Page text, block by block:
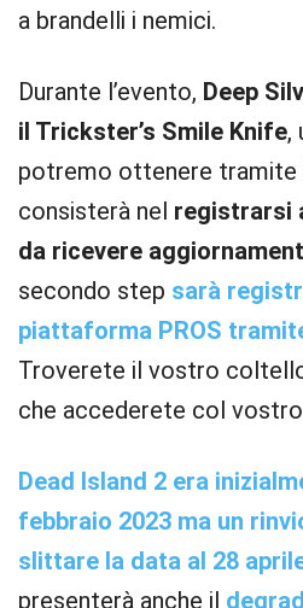
a brandelli i nemici.
Durante l’evento, Deep
il Trickster’s Smile Knife,
potremo ottenere tramite
consisterà nel registrarsi
da ricevere
secondo step sarà
piattaforma PROS
Troverete il vostro
che accederete col
Dead Island 2 era
febbraio 2023 ma un
slittare la data al 28
presenterà anche il